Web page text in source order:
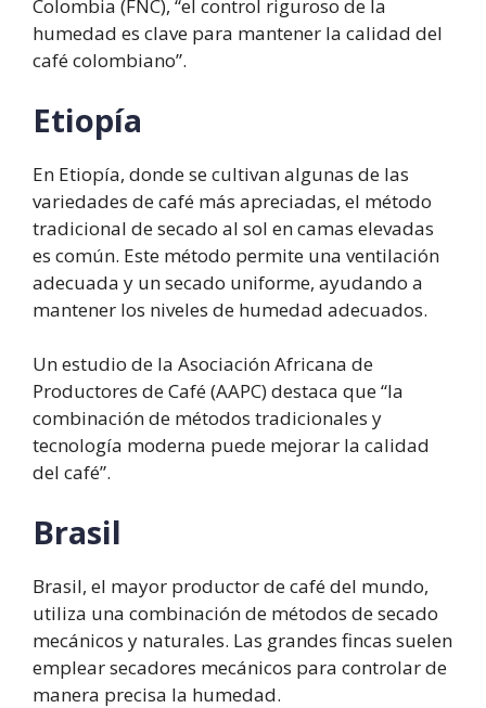
Colombia (FNC), “el control riguroso de la
humedad es clave para mantener la calidad del
café colombiano”.
Etiopía
En Etiopía, donde se cultivan algunas de las
variedades de café más apreciadas, el método
tradicional de secado al sol en camas elevadas
es común. Este método permite una ventilación
adecuada y un secado uniforme, ayudando a
mantener los niveles de humedad adecuados.
Un estudio de la Asociación Africana de
Productores de Café (AAPC) destaca que “la
combinación de métodos tradicionales y
tecnología moderna puede mejorar la calidad
del café”.
Brasil
Brasil, el mayor productor de café del mundo,
utiliza una combinación de métodos de secado
mecánicos y naturales. Las grandes fincas suelen
emplear secadores mecánicos para controlar de
manera precisa la humedad.